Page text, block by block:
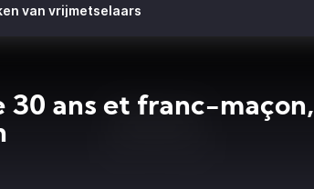
van vrijmetselaars
30 ans et franc-maçon,